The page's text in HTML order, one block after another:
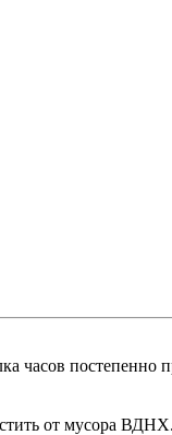
часов постепенно
от мусора